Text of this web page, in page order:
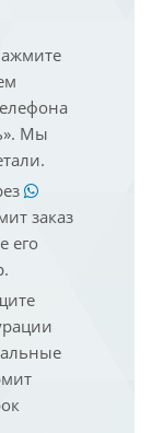
Мы
заказ
его